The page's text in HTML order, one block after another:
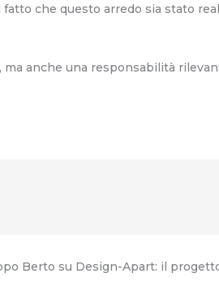
fatto che questo arredo sia stato
anche una responsabilità
Berto su Design-Apart: il